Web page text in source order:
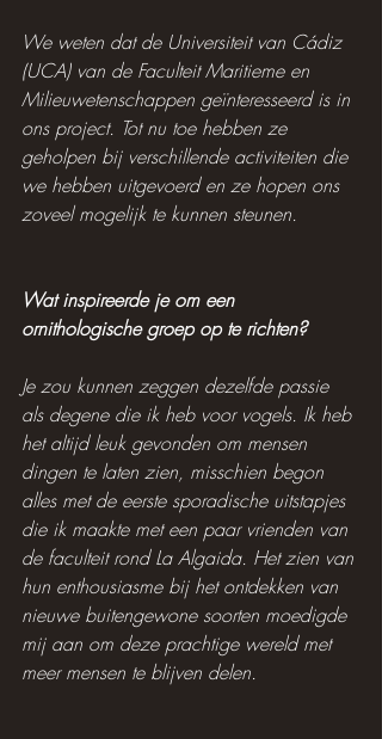
We weten dat de Universiteit van Cádiz
(UCA) van de Faculteit Maritieme en
Milieuwetenschappen geïnteresseerd is in
ons project. Tot nu toe hebben ze
geholpen bij verschillende activiteiten die
we hebben uitgevoerd en ze hopen ons
zoveel mogelijk te kunnen steunen.
Wat inspireerde je om een
ornithologische groep op te richten?
Je zou kunnen zeggen dezelfde passie
als degene die ik heb voor vogels. Ik heb
het altijd leuk gevonden om mensen
dingen te laten zien, misschien begon
alles met de eerste sporadische uitstapjes
die ik maakte met een paar vrienden van
de faculteit rond La Algaida. Het zien van
hun enthousiasme bij het ontdekken van
nieuwe buitengewone soorten moedigde
mij aan om deze prachtige wereld met
meer mensen te blijven delen.